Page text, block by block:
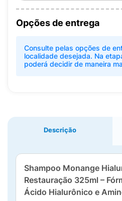
Opções de entrega
Consulte pelas opções de
localidade desejada. Na
poderá decidir de maneira
Descrição
Shampoo Monange
Restauração 325ml –
Ácido Hialurônico e